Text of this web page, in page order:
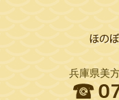
兵庫県美